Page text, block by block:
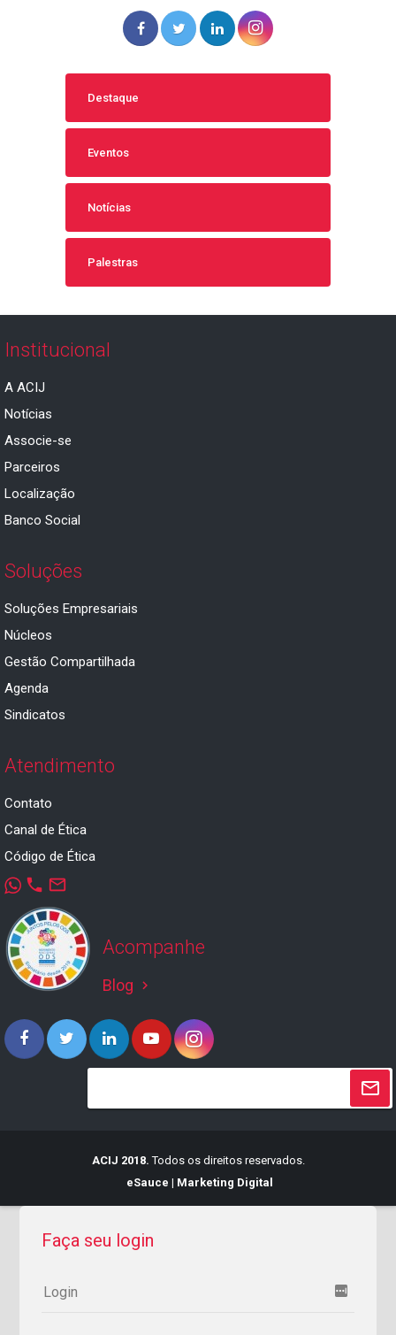
Destaque
Eventos
Notícias
Palestras
Institucional
A ACIJ
Notícias
Associe-se
Parceiros
Localização
Banco Social
Soluções
Soluções Empresariais
Núcleos
Gestão Compartilhada
Agenda
Sindicatos
Atendimento
Contato
Canal de Ética
Código de Ética
phone mail_outline
Acompanhe
Blog keyboard_arrow_right
ACIJ 2018. Todos os direitos reservados.
eSauce | Marketing Digital
Faça seu login